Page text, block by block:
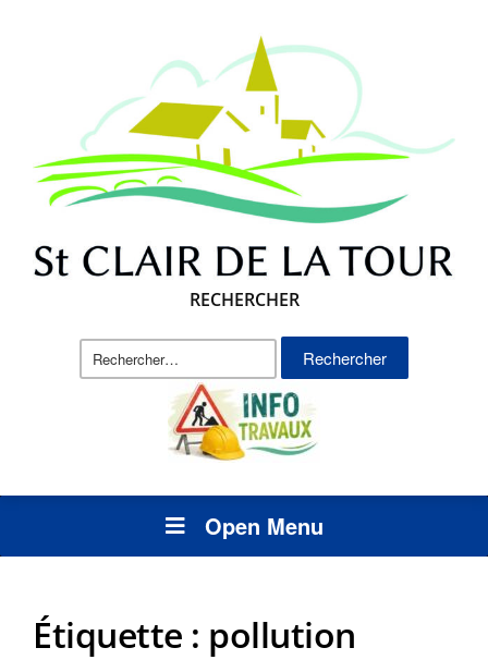
RECHERCHER
Rechercher :
Open Menu
Étiquette : pollution